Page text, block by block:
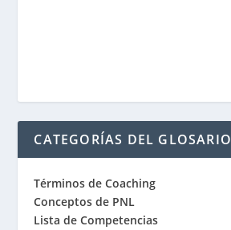
CATEGORÍAS DEL GLOSARIO
Términos de Coaching
Conceptos de PNL
Lista de Competencias